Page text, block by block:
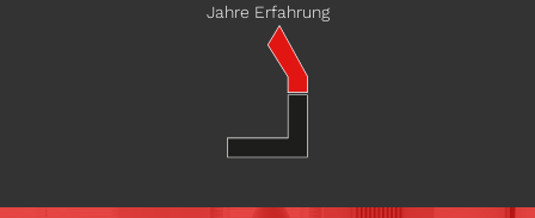
Jahre Erfahrung